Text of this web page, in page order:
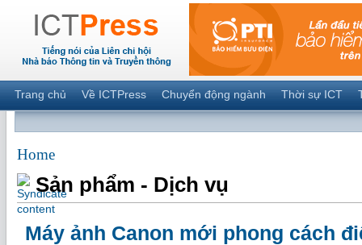
Trang chủ Về ICTPress Chuyển động ngành Thời sự ICT
Home
Sản phẩm - Dịch vụ
Máy ảnh Canon mới phong cách